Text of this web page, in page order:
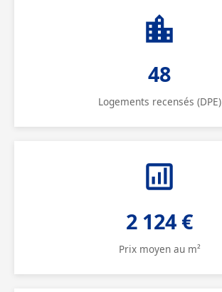
48
Logements recensés (DPE)
2 124 €
Prix moyen au m²